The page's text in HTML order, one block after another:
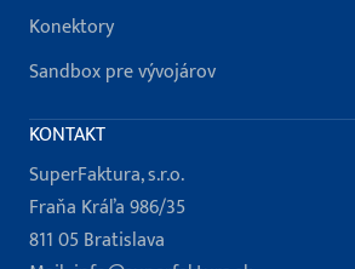
Konektory
Sandbox pre vývojárov
KONTAKT
SuperFaktura, s.r.o.
Fraňa Kráľa 986/35
811 05 Bratislava